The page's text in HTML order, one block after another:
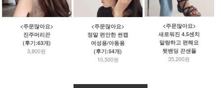
<주문많아요>
진주머리끈
(후기:63개)
3,800원
<주문많아요>
정말 편안한 썬캡
여성용/아동용
(후기:54개)
10,500원
<주문많아요>
새로워진 4.5센치
말랑하고 편해요
뒷밴딩 끈샌들
35,200원